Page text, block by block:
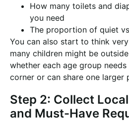
How many toilets and
you need
The proportion of quiet
You can also start to think
many children might be
whether each age group
corner or can share one larger
Step 2: Collect
and Must-Have